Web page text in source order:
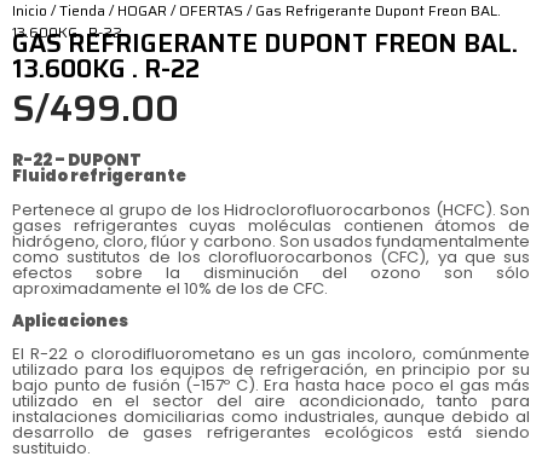
Inicio /Tienda /HOGAR /OFERTAS / Gas Refrigerante Dupont Freon BAL.
13.600KG . R-22
GAS REFRIGERANTE DUPONT FREON BAL.
13.600KG . R-22
S/499.00
R-22 – DUPONT
Fluido refrigerante
Pertenece al grupo de los Hidroclorofluorocarbonos (HCFC). Son
gases refrigerantes cuyas moléculas contienen átomos de
hidrógeno, cloro, flúor y carbono. Son usados fundamentalmente
como sustitutos de los clorofluorocarbonos (CFC), ya que sus
efectos sobre la disminución del ozono son sólo
aproximadamente el 10% de los de CFC.
Aplicaciones
El R-22 o clorodifluorometano es un gas incoloro, comúnmente
utilizado para los equipos de refrigeración, en principio por su
bajo punto de fusión (-157º C). Era hasta hace poco el gas más
utilizado en el sector del aire acondicionado, tanto para
instalaciones domiciliarias como industriales, aunque debido al
desarrollo de gases refrigerantes ecológicos está siendo
sustituido.